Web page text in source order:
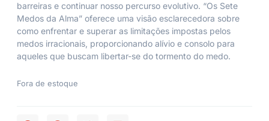
barreiras e continuar nosso percurso evolutivo. “Os Sete
Medos da Alma” oferece uma visão esclarecedora sobre
como enfrentar e superar as limitações impostas pelos
medos irracionais, proporcionando alívio e consolo para
aqueles que buscam libertar-se do tormento do medo.
Fora de estoque